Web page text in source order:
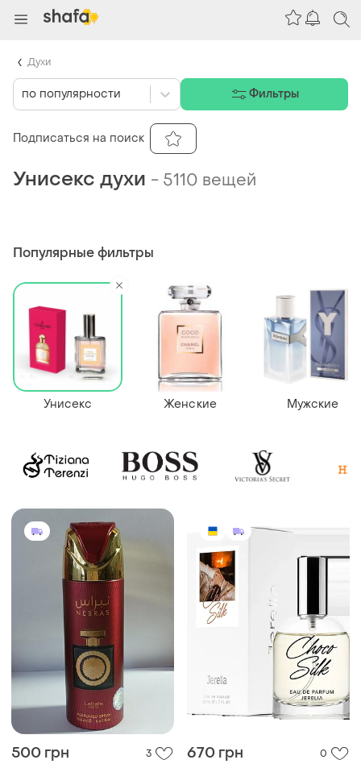
Унисекс духи - 5110 вещей
500 грн 3 670 грн 0
Популярные фильтры
Унисекс Женские Мужские
по популярности Фильтры
Подписаться на поиск
Духи